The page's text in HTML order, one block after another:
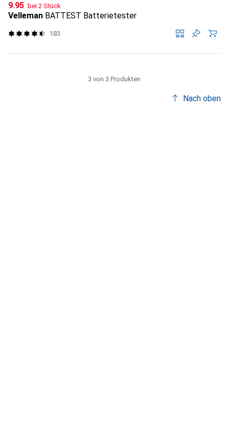
CHF
9.95 bei 2 Stück
Velleman BATTEST Batterietester
183
3 von 3 Produkten
Nach oben